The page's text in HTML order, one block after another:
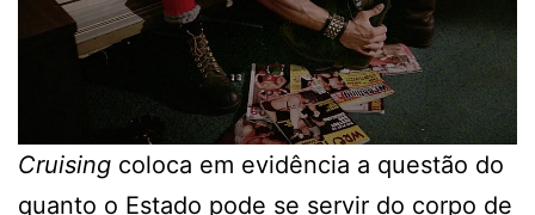
Cruising coloca em evidência a questão do
quanto o Estado pode se servir do corpo de